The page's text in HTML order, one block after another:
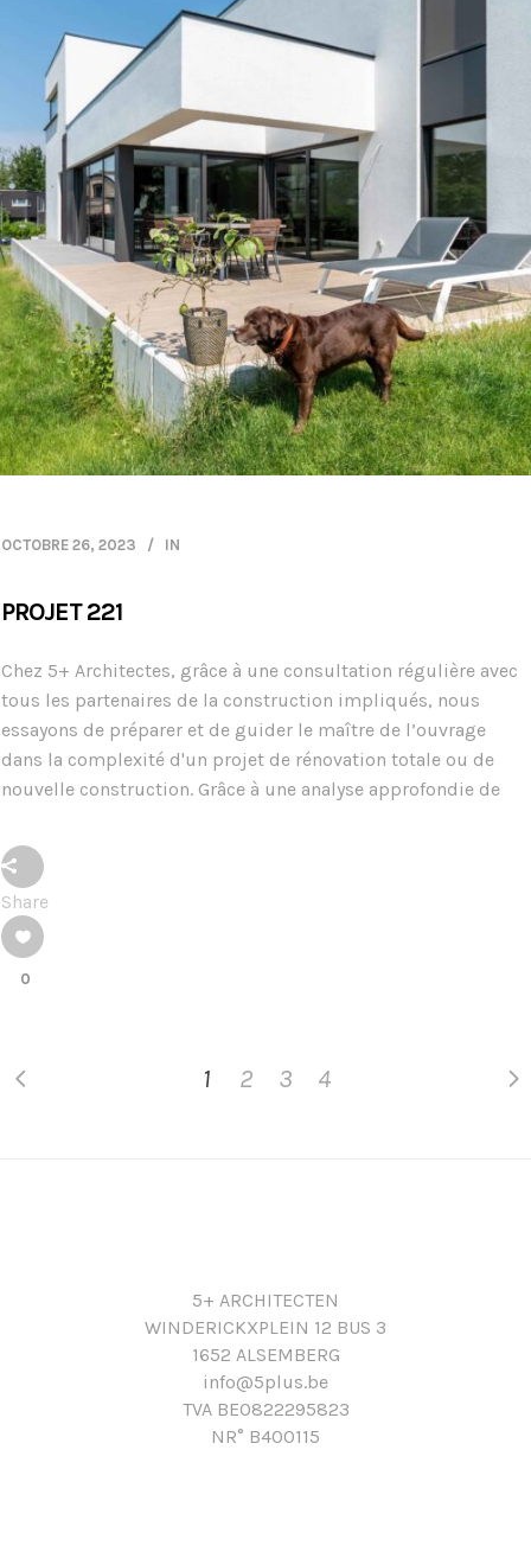
OCTOBRE 26, 2023 IN
PROJET 221
Chez 5+ Architectes, grâce à une consultation régulière avec
tous les partenaires de la construction impliqués, nous
essayons de préparer et de guider le maître de l’ouvrage
dans la complexité d'un projet de rénovation totale ou de
nouvelle construction. Grâce à une analyse approfondie de
Share
0
1 2 3 4
5+ ARCHITECTEN
WINDERICKXPLEIN 12 BUS 3
1652 ALSEMBERG
info@5plus.be
TVA BE0822295823
NR° B400115